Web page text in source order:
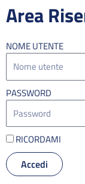
Area
NOME UTENTE
PASSWORD
RICORDAMI
Accedi